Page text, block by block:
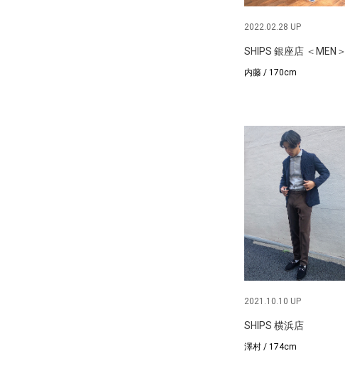
2022.02.28 UP
SHIPS 銀座店 ＜MEN＞
内藤 / 170cm
2021.10.10 UP
SHIPS 横浜店
澤村 / 174cm